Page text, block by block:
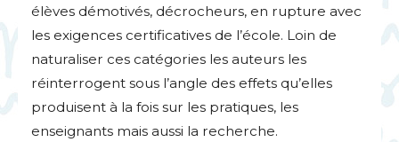
élèves démotivés, décrocheurs, en rupture avec
les exigences certificatives de l’école. Loin de
naturaliser ces catégories les auteurs les
réinterrogent sous l’angle des effets qu’elles
produisent à la fois sur les pratiques, les
enseignants mais aussi la recherche.